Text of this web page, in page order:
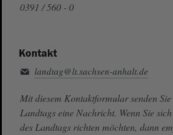
0391 / 560 - 0
Kontakt
landtag@lt.sachsen-anhalt.de
Mit diesem Kontaktformular senden
Landtags eine Nachricht. Wenn Sie
des Landtags richten möchten, dann